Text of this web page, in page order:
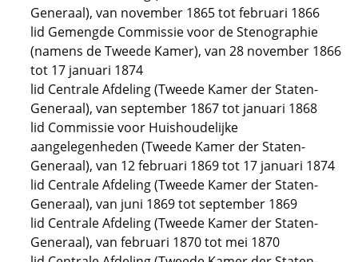
Generaal), van november 1865 tot februari 1866
lid Gemengde Commissie voor de Stenographie
(namens de Tweede Kamer), van 28 november 1866
tot 17 januari 1874
lid Centrale Afdeling (Tweede Kamer der Staten-
Generaal), van september 1867 tot januari 1868
lid Commissie voor Huishoudelijke
aangelegenheden (Tweede Kamer der Staten-
Generaal), van 12 februari 1869 tot 17 januari 1874
lid Centrale Afdeling (Tweede Kamer der Staten-
Generaal), van juni 1869 tot september 1869
lid Centrale Afdeling (Tweede Kamer der Staten-
Generaal), van februari 1870 tot mei 1870